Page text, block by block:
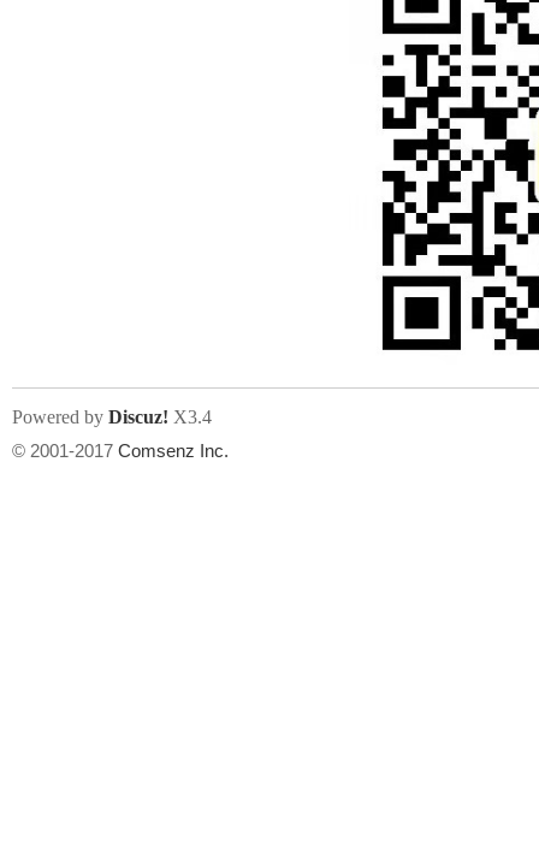
Powered by Discuz! X3.4
© 2001-2017 Comsenz Inc.